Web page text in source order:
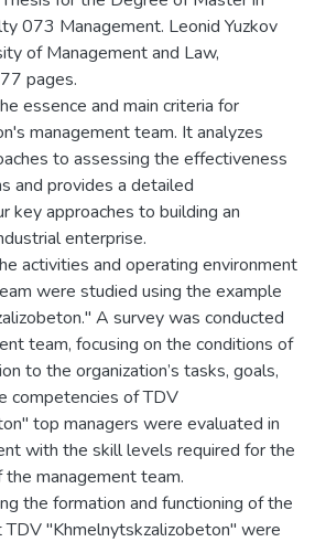
073 Management. Leonid Yuzkov
of Management and Law,
pages.
essence and main criteria for
management team. It analyzes
to assessing the effectiveness
and provides a detailed
key approaches to building an
enterprise.
activities and operating environment
were studied using the example
A survey was conducted
team, focusing on the conditions of
to the organization’s tasks, goals,
competencies of TDV
top managers were evaluated in
with the skill levels required for the
management team.
the formation and functioning of the
"Khmelnytskzalizobeton" were